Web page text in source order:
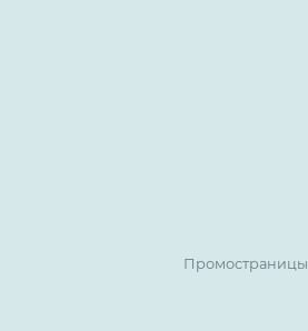
Промостраницы